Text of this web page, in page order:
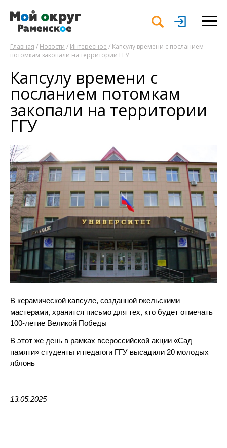
Главная / Новости / Интересное / Капсулу времени с посланием
потомкам закопали на территории ГГУ
Капсулу времени с
посланием потомкам
закопали на территории
ГГУ
В керамической капсуле, созданной гжельскими
мастерами, хранится письмо для тех, кто будет отмечать
100-летие Великой Победы
В этот же день в рамках всероссийской акции «Сад
памяти» студенты и педагоги ГГУ высадили 20 молодых
яблонь
13.05.2025